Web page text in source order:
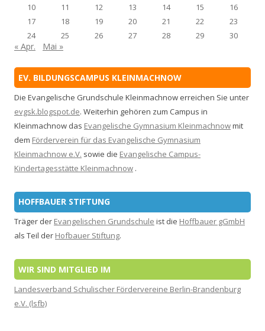
10
11 12 13 14 15
16
17
18 19 20 21 22
23
24
25 26 27 28 29 30
« Apr. Mai »
EV. BILDUNGSCAMPUS KLEINMACHNOW
Die Evangelische Grundschule Kleinmachnow erreichen Sie unter
evgsk.blogspot.de. Weiterhin gehören zum Campus in
Kleinmachnow das Evangelische Gymnasium Kleinmachnowmit
dem Förderverein für das Evangelische Gymnasium
Kleinmachnow e.V. sowie die Evangelische Campus-
Kindertagesstätte Kleinmachnow .
HOFFBAUER STIFTUNG
Träger der Evangelischen Grundschule ist die Hoffbauer gGmbH
als Teil der Hofbauer Stiftung.
WIR SIND MITGLIED IM
Landesverband Schulischer Fördervereine Berlin-Brandenburg
e.V. (lsfb)